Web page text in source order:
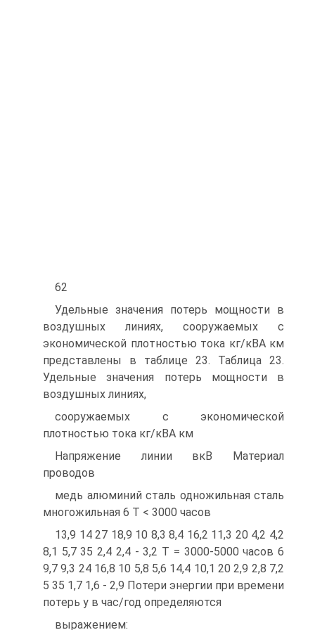
62
Удельные значения потерь мощности в
воздушных линиях, сооружаемых с
экономической плотностью тока кг/кВА км
представлены в таблице 23. Таблица 23.
Удельные значения потерь мощности в
воздушных линиях,
сооружаемых с экономической
плотностью тока кг/кВА км
Напряжение линии вкВ Материал
проводов
медь алюминий сталь одножильная сталь
многожильная 6 Т < 3000 часов
13,9 14 27 18,9 10 8,3 8,4 16,2 11,3 20 4,2 4,2
8,1 5,7 35 2,4 2,4 - 3,2 Т = 3000-5000 часов 6
9,7 9,3 24 16,8 10 5,8 5,6 14,4 10,1 20 2,9 2,8 7,2
5 35 1,7 1,6 - 2,9 Потери энергии при времени
потерь у в час/год определяются
выражением: